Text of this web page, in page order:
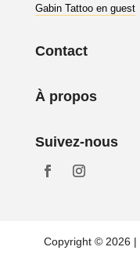
Gabin Tattoo en guest
Contact
À propos
Suivez-nous
Copyright © 2026 |